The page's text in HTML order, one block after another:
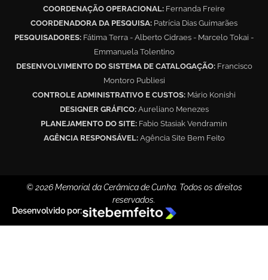
COORDENAÇÃO OPERACIONAL: Fernanda Freire
COORDENADORA DA PESQUISA: Patrícia Dias Guimarães
PESQUISADORES: Fátima Terra - Alberto Cidraes - Marcelo Tokai -
Emmanuela Tolentino
DESENVOLVIMENTO DO SISTEMA DE CATALOGAÇÃO: Francisco
Montoro Publiesi
CONTROLE ADMINISTRATIVO E CUSTOS: Mário Konishi
DESIGNER GRÁFICO:Aureliano Menezes
PLANEJAMENTO DO SITE: Fabio Stasiak Vendramin
AGÊNCIA RESPONSÁVEL:Agência Site Bem Feito
© 2026 Memorial da Cerâmica de Cunha. Todos os direitos
reservados.
Desenvolvido por: